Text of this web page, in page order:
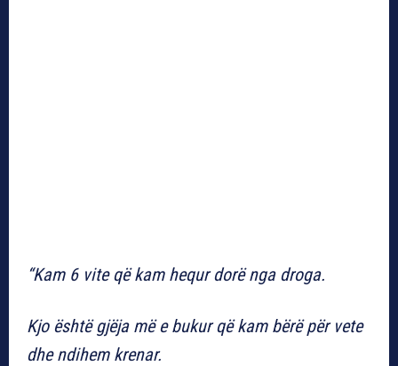
“Kam 6 vite që kam hequr dorë nga droga.
Kjo është gjëja më e bukur që kam bërë për vete
dhe ndihem krenar.